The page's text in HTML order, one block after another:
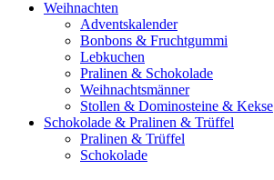
Weihnachten
Adventskalender
Bonbons & Fruchtgummi
Lebkuchen
Pralinen & Schokolade
Weihnachtsmänner
Stollen & Dominosteine & Kekse
Schokolade & Pralinen & Trüffel
Pralinen & Trüffel
Schokolade